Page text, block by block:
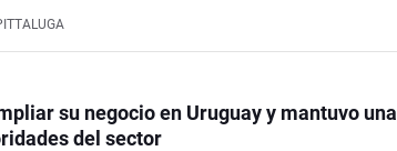
su negocio en Uruguay y mantuvo una
del sector